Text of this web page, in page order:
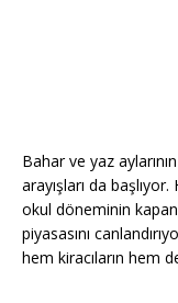
Bahar ve yaz
arayışları da
okul döneminin
piyasasını
hem kiracıların hem